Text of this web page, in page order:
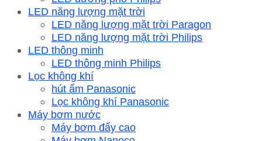
LED năng lượng mặt trời
LED năng lượng mặt trời Paragon
LED năng lượng mặt trời Philips
LED thông minh
LED thông minh Philips
Lọc không khí
hút ẩm Panasonic
Lọc không khí Panasonic
Máy bơm nước
Máy bơm đẩy cao